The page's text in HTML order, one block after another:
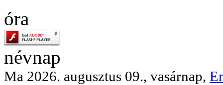
óra
névnap
Ma 2026. augusztus 09., vasárnap,